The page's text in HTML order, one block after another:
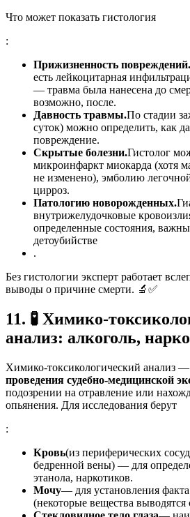
Что может показать гистология
:
Прижизненность повреждений.
есть лейкоцитарная
— травма была нанесена до
возможно, после.
Давность травмы.По стадии
суток) можно определить, как
повреждение.
Скрытые болезни.Гистолог
микроинфаркт миокарда (хотя
не изменено), эмболию
цирроз.
Патологию новорожденных.
внутрижелудочковые
определенные состояния,
детоубийстве
.
Без гистологии эксперт работает
выводы о причине смерти. 🔬✅
11. 🧪 Химико-
анализ: алкоголь,
Химико-токсикологический анализ —
проведения судебно-медицинской
подозрении на отравление или
опьянения. Для исследования берут
:
Кровь(из периферических
бедренной вены) — для
этанола, наркотиков.
Мочу— для установления
(некоторые вещества